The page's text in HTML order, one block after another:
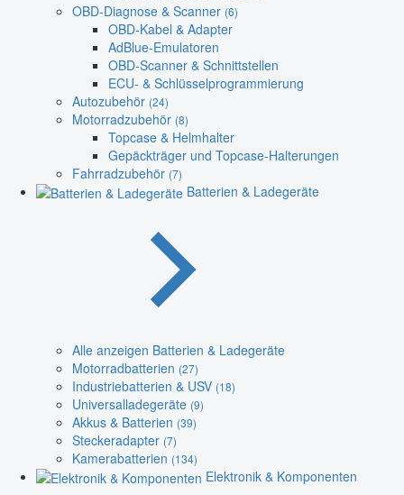
OBD-Diagnose & Scanner (6)
OBD-Kabel & Adapter
AdBlue-Emulatoren
OBD-Scanner & Schnittstellen
ECU- & Schlüsselprogrammierung
Autozubehör (24)
Motorradzubehör (8)
Topcase & Helmhalter
Gepäckträger und Topcase-Halterungen
Fahrradzubehör (7)
Batterien & Ladegeräte
Alle anzeigen Batterien & Ladegeräte
Motorradbatterien (27)
Industriebatterien & USV (18)
Universalladegeräte (9)
Akkus & Batterien (39)
Steckeradapter (7)
Kamerabatterien (134)
Elektronik & Komponenten